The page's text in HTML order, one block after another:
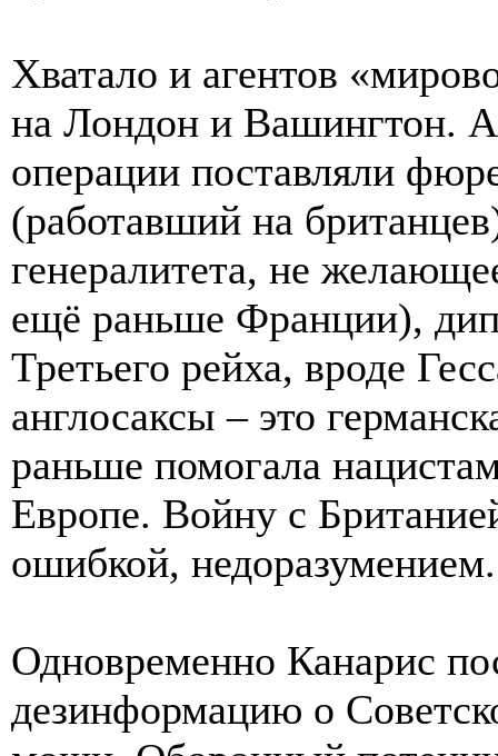
Хватало и агентов
на Лондон и Вашингтон.
операции поставляли
(работавший на
генералитета, не
ещё раньше Франции),
Третьего рейха, вроде
англосаксы – это
раньше помогала
Европе. Войну с
ошибкой, недоразумением.
Одновременно Канарис
дезинформацию о